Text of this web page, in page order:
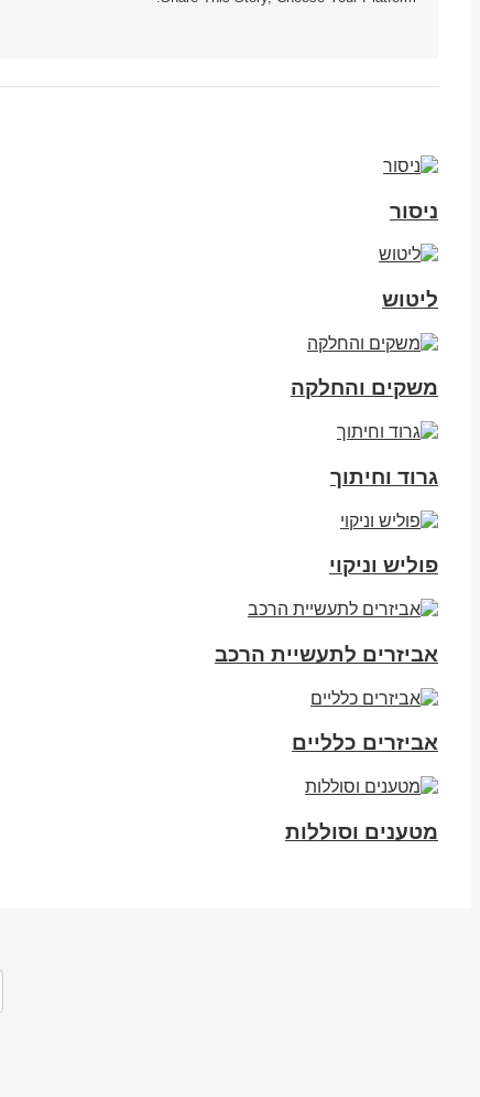
ניסור
ליטוש
משקים והחלקה
גרוד וחיתוך
פוליש וניקוי
אביזרים לתעשיית הרכב
אביזרים כלליים
מטענים וסוללות